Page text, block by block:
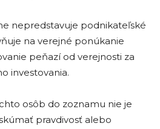
nepredstavuje podnikateľské
na verejné ponúkanie
peňazí od verejnosti za
investovania.
osôb do zoznamu nie je
pravdivosť alebo